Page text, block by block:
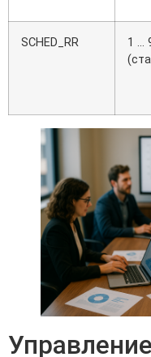
SCHED_RR
1 ...